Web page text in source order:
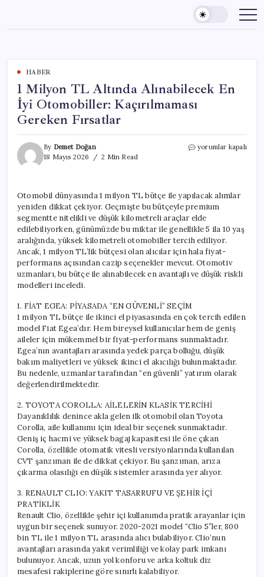
content
HABER
1 Milyon TL Altında Alınabilecek En
İyi Otomobiller: Kaçırılmaması
Gereken Fırsatlar
By Demet Doğan
18 Mayıs 2026
2 Min Read
1
En
İyi
Otomobiller:
Kaçırılmaması
Gereken
Fırsatlar
için
yorumlar kapalı
Otomobil dünyasında 1 milyon TL bütçe ile yapılacak alımlar
yeniden dikkat çekiyor. Geçmişte bu bütçeyle premium
segmentte nitelikli ve düşük kilometreli araçlar elde
edilebiliyorken, günümüzde bu miktar ile genellikle 5 ila 10 yaş
aralığında, yüksek kilometreli otomobiller tercih ediliyor.
Ancak, 1 milyon TL’lik bütçesi olan alıcılar için hala fiyat-
performans açısından cazip seçenekler mevcut. Otomotiv
uzmanları, bu bütçe ile alınabilecek en avantajlı ve düşük riskli
modelleri inceledi.
1. FİAT EGEA: PİYASADA “EN GÜVENLİ” SEÇİM
1 milyon TL bütçe ile ikinci el piyasasında en çok tercih edilen
model Fiat Egea’dır. Hem bireysel kullanıcılar hem de geniş
aileler için mükemmel bir fiyat-performans sunmaktadır.
Egea’nın avantajları arasında yedek parça bolluğu, düşük
bakım maliyetleri ve yüksek ikinci el akıcılığı bulunmaktadır.
Bu nedenle, uzmanlar tarafından “en güvenli” yatırım olarak
değerlendirilmektedir.
2. TOYOTA COROLLA: AİLELERİN KLASİK TERCİHİ
Dayanıklılık denince akla gelen ilk otomobil olan Toyota
Corolla, aile kullanımı için ideal bir seçenek sunmaktadır.
Geniş iç hacmi ve yüksek bagaj kapasitesi ile öne çıkan
Corolla, özellikle otomatik vitesli versiyonlarında kullanılan
CVT şanzıman ile de dikkat çekiyor. Bu şanzıman, arıza
çıkarma olasılığı en düşük sistemler arasında yer alıyor.
3. RENAULT CLIO: YAKIT TASARRUFU VE ŞEHİR İÇİ
PRATİKLİK
Renault Clio, özellikle şehir içi kullanımda pratik arayanlar için
uygun bir seçenek sunuyor. 2020-2021 model “Clio 5″ler, 800
bin TL ile 1 milyon TL arasında alıcı bulabiliyor. Clio’nun
avantajları arasında yakıt verimliliği ve kolay park imkanı
bulunuyor. Ancak, uzun yol konforu ve arka koltuk diz
mesafesi rakiplerine göre sınırlı kalabiliyor.